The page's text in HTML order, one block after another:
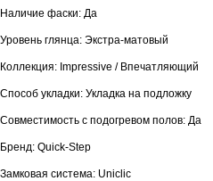
Наличие фаски: Да
Уровень глянца: Экстра-матовый
Коллекция: Impressive / Впечатляющий
Способ укладки: Укладка на подложку
Совместимость с подогревом полов: Да
Бренд: Quick-Step
Замковая система: Uniclic